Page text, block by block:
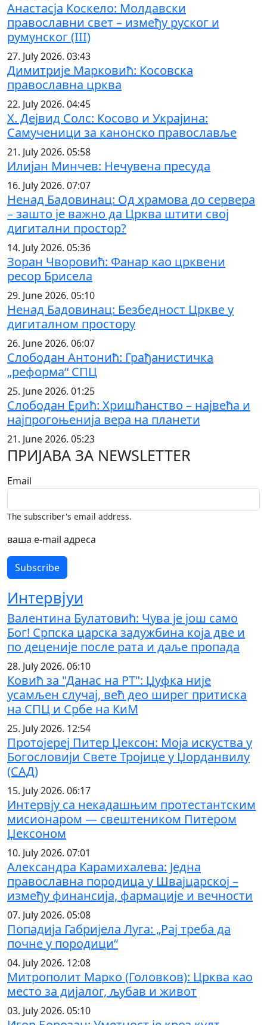
Анастасја Коскело: Молдавски
православни свет – између руског и
румунског (III)
27. July 2026. 03:43
Димитрије Марковић: Косовска
православна црква
22. July 2026. 04:45
Х. Дејвид Солс: Косово и Украјина:
Самученици за канонско православље
21. July 2026. 05:58
Илијан Минчев: Нечувена пресуда
16. July 2026. 07:07
Ненад Бадовинац: Од храмова до сервера
– зашто је важно да Црква штити свој
дигитални простор?
14. July 2026. 05:36
Зоран Чворовић: Фанар као црквени
ресор Брисела
29. June 2026. 05:10
Ненад Бадовинац: Безбедност Цркве у
дигиталном простору
26. June 2026. 06:07
Слободан Антонић: Грађанистичка
„реформа“ СПЦ
25. June 2026. 01:25
Слободан Ерић: Хришћанство – највећа и
најпрогоњенија вера на планети
21. June 2026. 05:23
ПРИЈАВА ЗА NEWSLETTER
Email
The subscriber's email address.
ваша е-mail адреса
Интервјуи
Валентина Булатовић: Чува је још само
Бог! Српска царска задужбина која две и
по деценије после рата и даље пропада
28. July 2026. 06:10
Ковић за "Данас на РТ": Џуфка није
усамљен случај, већ део ширег притиска
на СПЦ и Србе на КиМ
25. July 2026. 12:54
Протојереј Питер Џексон: Моја искуства у
Богословији Свете Тројице у Џорданвилу
(САД)
15. July 2026. 06:17
Интервју са некадашњим протестантским
мисионаром — свештеником Питером
Џексоном
10. July 2026. 07:01
Александра Карамихалева: Једна
православна породица у Швајцарској –
између финансија, фармације и вечности
07. July 2026. 05:08
Попадија Габријела Луга: „Рај треба да
почне у породици“
04. July 2026. 12:08
Митрополит Марко (Головков): Црква као
место за дијалог, љубав и живот
03. July 2026. 05:10